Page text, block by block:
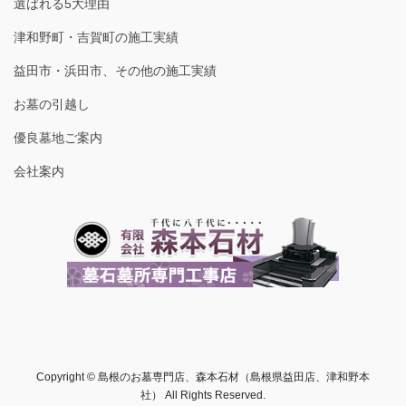
選ばれる5大理由
津和野町・吉賀町の施工実績
益田市・浜田市、その他の施工実績
お墓の引越し
優良墓地ご案内
会社案内
Copyright © 島根のお墓専門店、森本石材（島根県益田店、津和野本
社） All Rights Reserved.